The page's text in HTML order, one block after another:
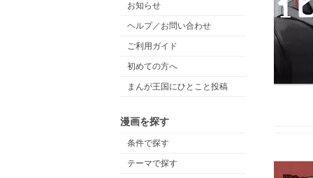
お知らせ
ヘルプ／お問い合わせ
ご利用ガイド
初めての方へ
まんが王国にひとこと投稿
漫画を探す
条件で探す
テーマで探す